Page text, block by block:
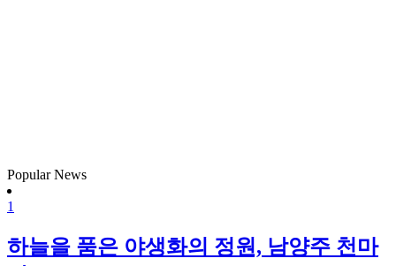
Popular News
1
하늘을 품은 야생화의 정원, 남양주 천마